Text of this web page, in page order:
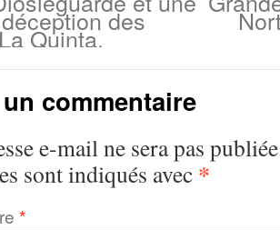
des
Quinta.
commentaire
e-mail ne sera pas
sont indiqués avec *
*